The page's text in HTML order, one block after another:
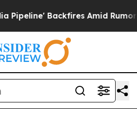
Amid Rumors Trump